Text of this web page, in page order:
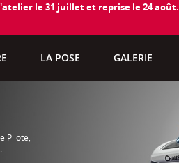
le 31 juillet et reprise le 24 août.
LA POSE GALERIE
Pilote,